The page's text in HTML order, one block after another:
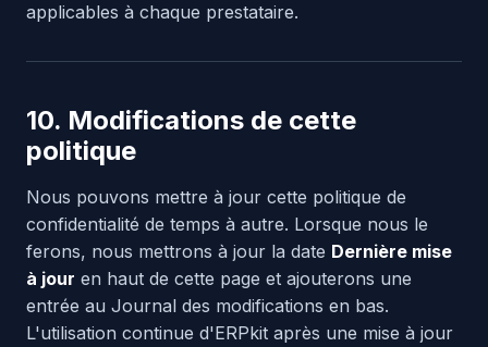
applicables à chaque prestataire.
10. Modifications de cette
politique
Nous pouvons mettre à jour cette politique de
confidentialité de temps à autre. Lorsque nous le
ferons, nous mettrons à jour la date Dernière mise
à jour en haut de cette page et ajouterons une
entrée au Journal des modifications en bas.
L'utilisation continue d'ERPkit après une mise à jour